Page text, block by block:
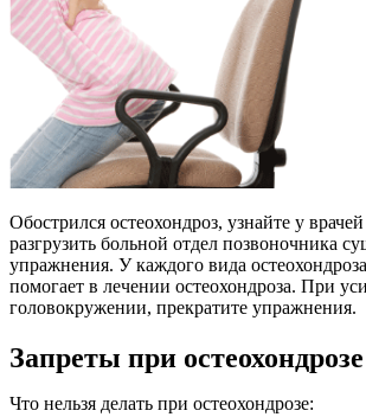
Обострился остеохондроз, узнайте у
разгрузить больной отдел позвоночника
упражнения. У каждого вида
помогает в лечении остеохондроза. При
головокружении, прекратите упражнения.
Запреты при остеохондрозе
Что нельзя делать при остеохондрозе: